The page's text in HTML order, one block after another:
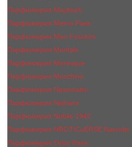
Парфюмерия Maybach
Парфюмерия Memo Paris
Парфюмерия Meo Fusciuni
Парфюмерия Montale
Парфюмерия Moresque
Парфюмерия Moschino
Парфюмерия Nasomatto
Парфюмерия Nishane
Парфюмерия Nobile 1942
Парфюмерия NROTICuERSE Narcotic
Парфюмерия Orlov Paris